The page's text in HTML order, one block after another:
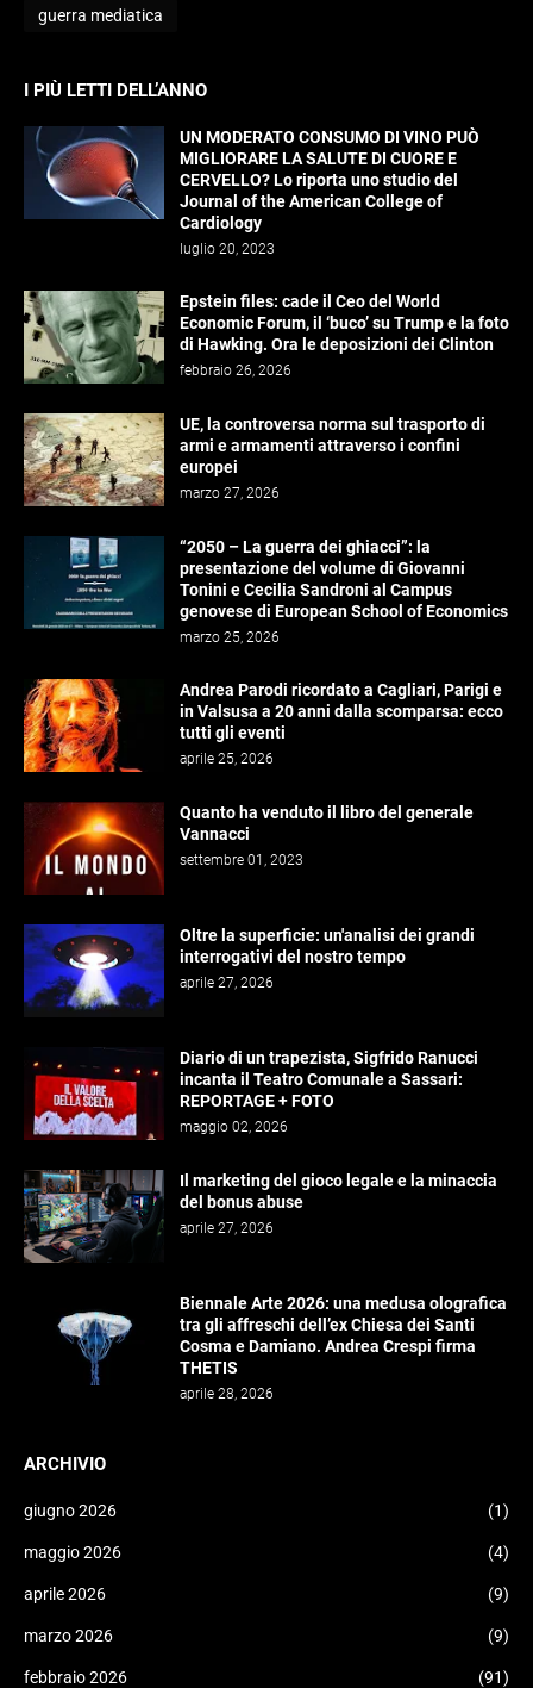
guerra mediatica
I PIÙ LETTI DELL’ANNO
UN MODERATO CONSUMO DI VINO PUÒ
MIGLIORARE LA SALUTE DI CUORE E
CERVELLO? Lo riporta uno studio del
Journal of the American College of
Cardiology
luglio 20, 2023
Epstein files: cade il Ceo del World
Economic Forum, il ‘buco’ su Trump e la foto
di Hawking. Ora le deposizioni dei Clinton
febbraio 26, 2026
UE, la controversa norma sul trasporto di
armi e armamenti attraverso i confini
europei
marzo 27, 2026
“2050 – La guerra dei ghiacci”: la
presentazione del volume di Giovanni
Tonini e Cecilia Sandroni al Campus
genovese di European School of Economics
marzo 25, 2026
Andrea Parodi ricordato a Cagliari, Parigi e
in Valsusa a 20 anni dalla scomparsa: ecco
tutti gli eventi
aprile 25, 2026
Quanto ha venduto il libro del generale
Vannacci
settembre 01, 2023
Oltre la superficie: un'analisi dei grandi
interrogativi del nostro tempo
aprile 27, 2026
Diario di un trapezista, Sigfrido Ranucci
incanta il Teatro Comunale a Sassari:
REPORTAGE + FOTO
maggio 02, 2026
Il marketing del gioco legale e la minaccia
del bonus abuse
aprile 27, 2026
Biennale Arte 2026: una medusa olografica
tra gli affreschi dell’ex Chiesa dei Santi
Cosma e Damiano. Andrea Crespi firma
THETIS
aprile 28, 2026
ARCHIVIO
giugno 2026 (1)
maggio 2026 (4)
aprile 2026 (9)
marzo 2026 (9)
febbraio 2026 (91)